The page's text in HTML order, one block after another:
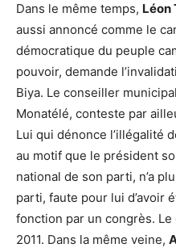
Dans le même temps, Léon
aussi annoncé comme le
démocratique du peuple
pouvoir, demande
Biya. Le conseiller
Monatélé, conteste par
Lui qui dénonce l’illégalité
au motif que le président
national de son parti, n’a
parti, faute pour lui d’avoir
fonction par un congrès.
2011. Dans la même veine,